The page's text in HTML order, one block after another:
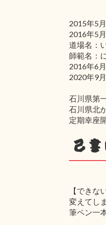
2015年5
2016年5
道場名：
師範名：
2016年6
2020年9
石川県第
石川県北
定期幸座
己
【できな
変えてし
筆ペン一